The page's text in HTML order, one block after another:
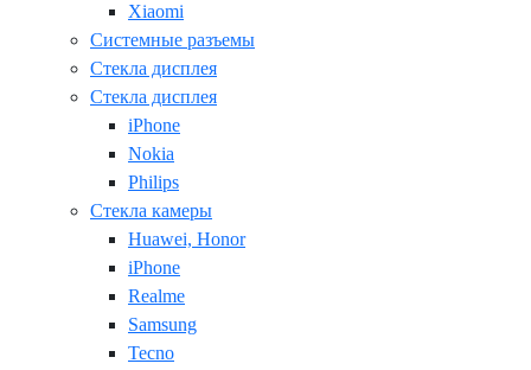
Xiaomi
Системные разъемы
Стекла дисплея
Стекла дисплея
iPhone
Nokia
Philips
Стекла камеры
Huawei, Honor
iPhone
Realme
Samsung
Tecno